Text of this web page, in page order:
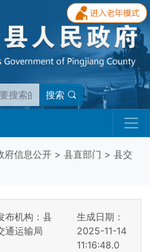
搜索
府信息公开 > 县直部门 > 县交
布机构：县
通运输局
生成日期：
2025-11-14
11:16:48.0